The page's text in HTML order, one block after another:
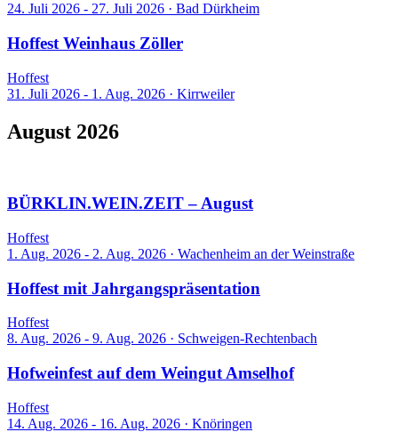
24. Juli 2026 - 27. Juli 2026 · Bad Dürkheim
Hoffest Weinhaus Zöller
Hoffest
31. Juli 2026 - 1. Aug. 2026 · Kirrweiler
August 2026
BÜRKLIN.WEIN.ZEIT – August
Hoffest
1. Aug. 2026 - 2. Aug. 2026 · Wachenheim an der Weinstraße
Hoffest mit Jahrgangspräsentation
Hoffest
8. Aug. 2026 - 9. Aug. 2026 · Schweigen-Rechtenbach
Hofweinfest auf dem Weingut Amselhof
Hoffest
14. Aug. 2026 - 16. Aug. 2026 · Knöringen